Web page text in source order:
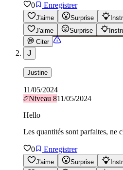
0 Enregistrer
J'aime Surprise
J'aime
Surprise
Citer
J
Justine
11/05/2024
Niveau 811/05/2024
Hello
Les quantités sont parfaites, ne
0 Enregistrer
J'aime Surprise